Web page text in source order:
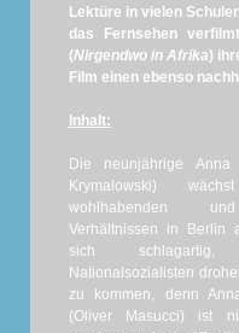
Lektüre in vielen
das Fernsehen
(Nirgendwo in Afrika)
Film einen ebenso
Inhalt:
Die neunjährige
Krymalowski)
wohlhabenden
Verhältnissen in Berlin
sich
Nationalsozialisten
zu kommen, denn
(Oliver Masucci) ist